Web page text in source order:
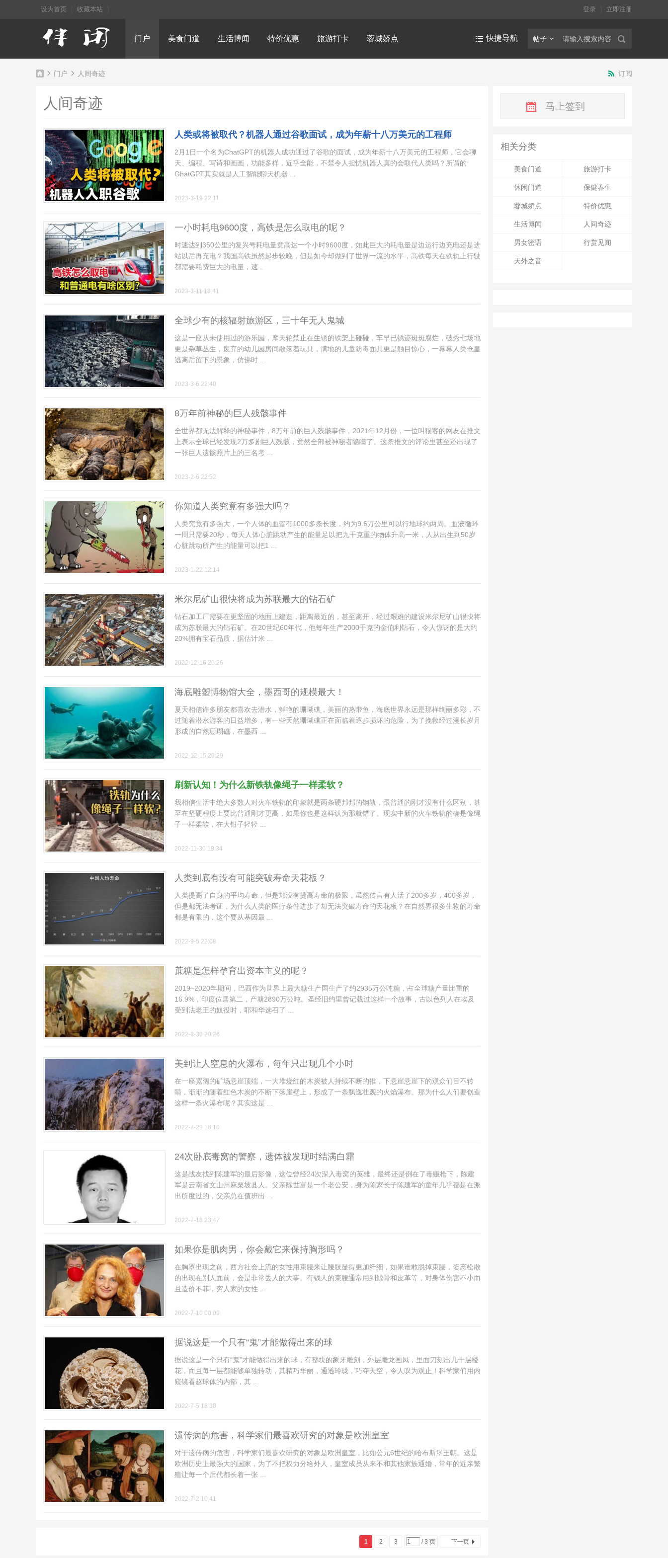
设为首页 收藏本站 登录 立即注册
门户 美食门道 生活博闻 特价优惠 旅游打卡 蓉城娇点 帖子
快捷导航
门户 人间奇迹 订阅
人间奇迹
人类或将被取代？机器人通过谷歌面试，成为年薪十八万美元的工程师
2月1日一个名为ChatGPT的机器人成功通过了谷歌的面试，成为年薪十八万美元的工程师，它会聊
天、编程、写诗和画画，功能多样，近乎全能，不禁令人担忧机器人真的会取代人类吗？所谓的
GhatGPT其实就是人工智能聊天机器 ...
2023-3-19 22:11
一小时耗电9600度，高铁是怎么取电的呢？
时速达到350公里的复兴号耗电量竟高达一个小时9600度，如此巨大的耗电量是边运行边充电还是进
站以后再充电？我国高铁虽然起步较晚，但是如今却做到了世界一流的水平，高铁每天在铁轨上行驶
都需要耗费巨大的电量，速 ...
2023-3-11 18:41
全球少有的核辐射旅游区，三十年无人鬼城
这是一座从未使用过的游乐园，摩天轮禁止在生锈的铁架上碰碰，车早已锈迹斑斑腐烂，破秀七场地
更是杂草丛生，废弃的幼儿园房间散落着玩具，满地的儿童防毒面具更是触目惊心，一幕幕人类仓皇
逃离后留下的景象，仿佛时 ...
2023-3-6 22:40
8万年前神秘的巨人残骸事件
全世界都无法解释的神秘事件，8万年前的巨人残骸事件，2021年12月份，一位叫猫客的网友在推文
上表示全球已经发现2万多剧巨人残骸，竟然全部被神秘者隐瞒了。这条推文的评论里甚至还出现了
一张巨人遗骸照片上的三名考 ...
2023-2-6 22:52
你知道人类究竟有多强大吗？
人类究竟有多强大，一个人体的血管有1000多条长度，约为9.6万公里可以行地球约两周。血液循环
一周只需要20秒，每天人体心脏跳动产生的能量足以把九千克重的物体升高一米，人从出生到50岁
心脏跳动所产生的能量可以把1 ...
2023-1-22 12:14
米尔尼矿山很快将成为苏联最大的钻石矿
钻石加工厂需要在更坚固的地面上建造，距离最近的，甚至离开，经过艰难的建设米尔尼矿山很快将
成为苏联最大的钻石矿。在20世纪60年代，他每年生产2000千克的金伯利钻石，令人惊讶的是大约
20%拥有宝石品质，据估计米 ...
2022-12-16 20:26
海底雕塑博物馆大全，墨西哥的规模最大！
夏天相信许多朋友都喜欢去潜水，鲜艳的珊瑚礁，美丽的热带鱼，海底世界永远是那样绚丽多彩，不
过随着潜水游客的日益增多，有一些天然珊瑚礁正在面临着逐步损坏的危险，为了挽救经过漫长岁月
形成的自然珊瑚礁，在墨西 ...
2022-12-15 20:29
刷新认知！为什么新铁轨像绳子一样柔软？
我相信生活中绝大多数人对火车铁轨的印象就是两条硬邦邦的钢轨，跟普通的刚才没有什么区别，甚
至在坚硬程度上要比普通刚才更高，如果你也是这样认为那就错了。现实中新的火车铁轨的确是像绳
子一样柔软，在大钳子轻轻 ...
2022-11-30 19:34
人类到底有没有可能突破寿命天花板？
人类提高了自身的平均寿命，但是却没有提高寿命的极限，虽然传言有人活了200多岁，400多岁，
但是都无法考证，为什么人类的医疗条件进步了却无法突破寿命的天花板？在自然界很多生物的寿命
都是有限的，这个要从基因最 ...
2022-9-5 22:08
蔗糖是怎样孕育出资本主义的呢？
2019~2020年期间，巴西作为世界上最大糖生产国生产了约2935万公吨糖，占全球糖产量比重的
16.9%，印度位居第二，产塘2890万公吨。圣经旧约里曾记载过这样一个故事，古以色列人在埃及
受到法老王的奴役时，耶和华选召了 ...
2022-8-30 20:26
美到让人窒息的火瀑布，每年只出现几个小时
在一座宽阔的矿场悬崖顶端，一大堆烧红的木炭被人持续不断的推，下悬崖悬崖下的观众们目不转
睛，渐渐的随着红色木炭的不断下落崖壁上，形成了一条飘逸壮观的火焰瀑布。那为什么人们要创造
这样一条火瀑布呢？其实这是 ...
2022-7-29 18:10
24次卧底毒窝的警察，遗体被发现时结满白霜
这是战友找到陈建军的最后影像，这位曾经24次深入毒窝的英雄，最终还是倒在了毒贩枪下，陈建
军是云南省文山州麻栗坡县人。父亲陈世富是一个老公安，身为陈家长子陈建军的童年几乎都是在派
出所度过的，父亲总在值班出 ...
2022-7-18 23:47
如果你是肌肉男，你会戴它来保持胸形吗？
在胸罩出现之前，西方社会上流的女性用束腰来让腰肢显得更加纤细，如果谁敢脱掉束腰，姿态松散
的出现在别人面前，会是非常丢人的大事。有钱人的束腰通常用到鲸骨和皮革等，对身体伤害不小而
且造价不菲，穷人家的女性 ...
2022-7-10 00:09
据说这是一个只有“鬼”才能做得出来的球
据说这是一个只有“鬼”才能做得出来的球，有整块的象牙雕刻，外层雕龙画凤，里面刀刻出几十层楼
花，而且每一层都能够单独转动，其精巧华丽，通透玲珑，巧夺天空，令人叹为观止！科学家们用内
窥镜看赵球体的内部，其 ...
2022-7-5 18:30
遗传病的危害，科学家们最喜欢研究的对象是欧洲皇室
对于遗传病的危害，科学家们最喜欢研究的对象是欧洲皇室，比如公元6世纪的哈布斯堡王朝。这是
欧洲历史上最强大的国家，为了不把权力分给外人，皇室成员从来不和其他家族通婚，常年的近亲繁
殖让每一个后代都长着一张 ...
2022-7-2 10:41
1 2 3 / 3 页 下一页
马上签到
相关分类
美食门道 旅游打卡
休闲门道 保健养生
蓉城娇点 特价优惠
生活博闻 人间奇迹
男女密语 行赏见闻
天外之音